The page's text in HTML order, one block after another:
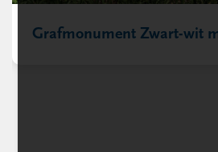
Grafmonument Zwart-wit